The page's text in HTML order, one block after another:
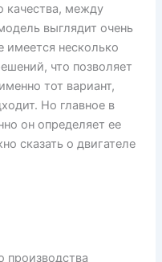
качества, между
выглядит очень
имеется несколько
что позволяет
тот вариант,
Но главное в
он определяет ее
сказать о двигателе
производства